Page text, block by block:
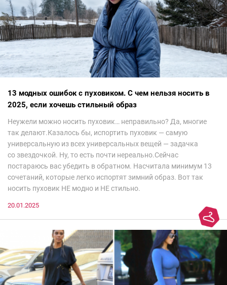
13 модных ошибок с пуховиком. С чем нельзя носить в
2025, если хочешь стильный образ
Неужели можно носить пуховик… неправильно? Да, многие
так делают.Казалось бы, испортить пуховик — самую
универсальную из всех универсальных вещей — задачка
со звездочкой. Ну, то есть почти нереально.Сейчас
постараюсь вас убедить в обратном. Насчитала минимум 13
сочетаний, которые легко испортят зимний образ. Вот так
носить пуховик НЕ модно и НЕ стильно.
20.01.2025